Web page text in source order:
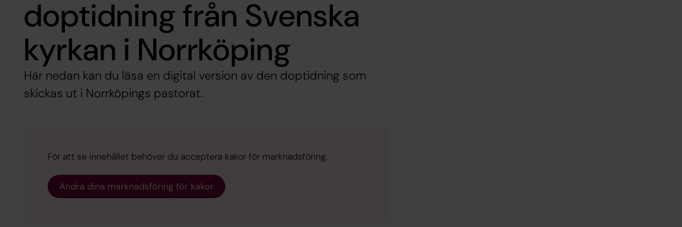
doptidning från Svenska
kyrkan i Norrköping
Här nedan kan du läsa en digital version av den doptidning som
skickas ut i Norrköpings pastorat.
För att se innehållet behöver du acceptera kakor för marknadsföring.
Ändra dina marknadsföring för kakor